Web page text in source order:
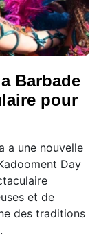
Barbade
pour
a une nouvelle
Day
et de
des traditions